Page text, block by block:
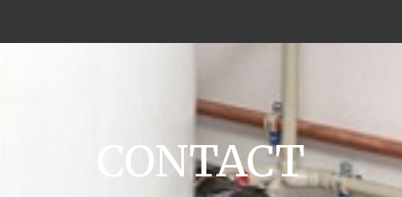
CONTACT